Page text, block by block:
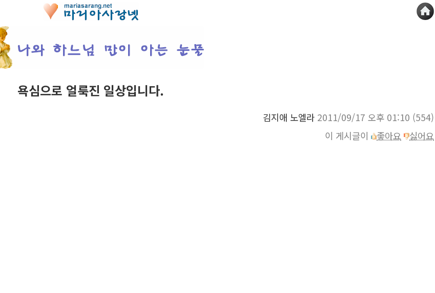
욕심으로 얼룩진 일상입니다.
김지애 노엘라 2011/09/17 오후 01:10 (554)
이 게시글이
좋아요
싫어요